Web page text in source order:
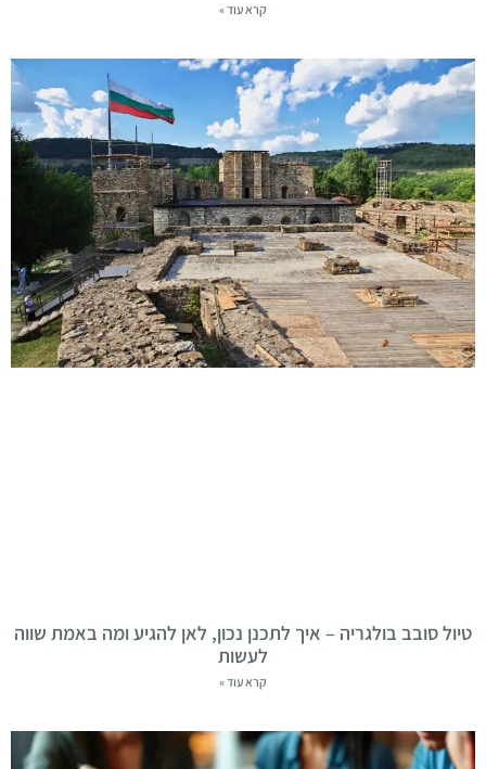
קרא עוד »
טיול סובב בולגריה – איך לתכנן נכון, לאן להגיע ומה באמת שווה
לעשות
קרא עוד »